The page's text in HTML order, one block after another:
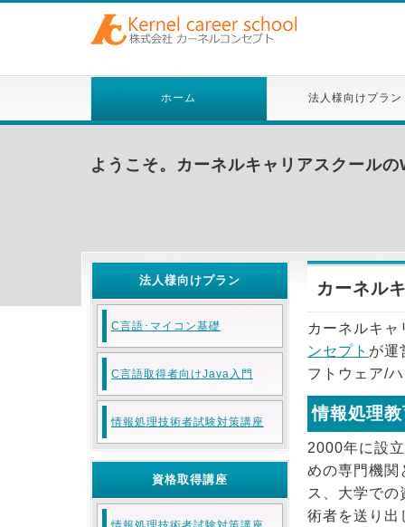
ホーム 法人様向けプラン
ようこそ。カーネルキャリアスクール
カーネル
カーネルキ
ンセプト が運
フトウェア/
情報処理
2000年に設
めの専門機関
ス、大学で
術者を送り出
法人様向けプラン
C言語･マイコン基礎
C言語取得者向けJava入門
情報処理技術者試験対策講座
資格取得講座